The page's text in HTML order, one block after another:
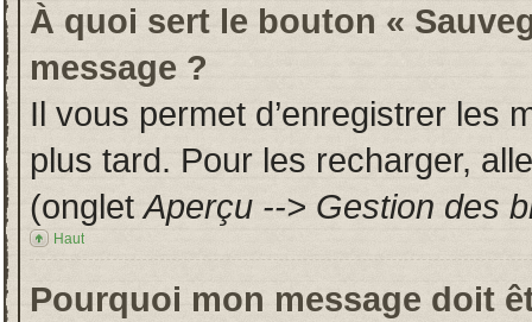
À quoi sert le bouton «
message ?
Il vous permet d’enregistrer les
plus tard. Pour les recharger,
(ongletAperçu --> Gestion des
Haut
Pourquoi mon message doit